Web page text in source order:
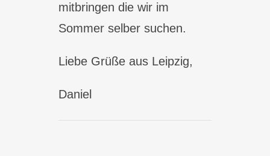
mitbringen die wir im
Sommer selber suchen.
Liebe Grüße aus Leipzig,
Daniel